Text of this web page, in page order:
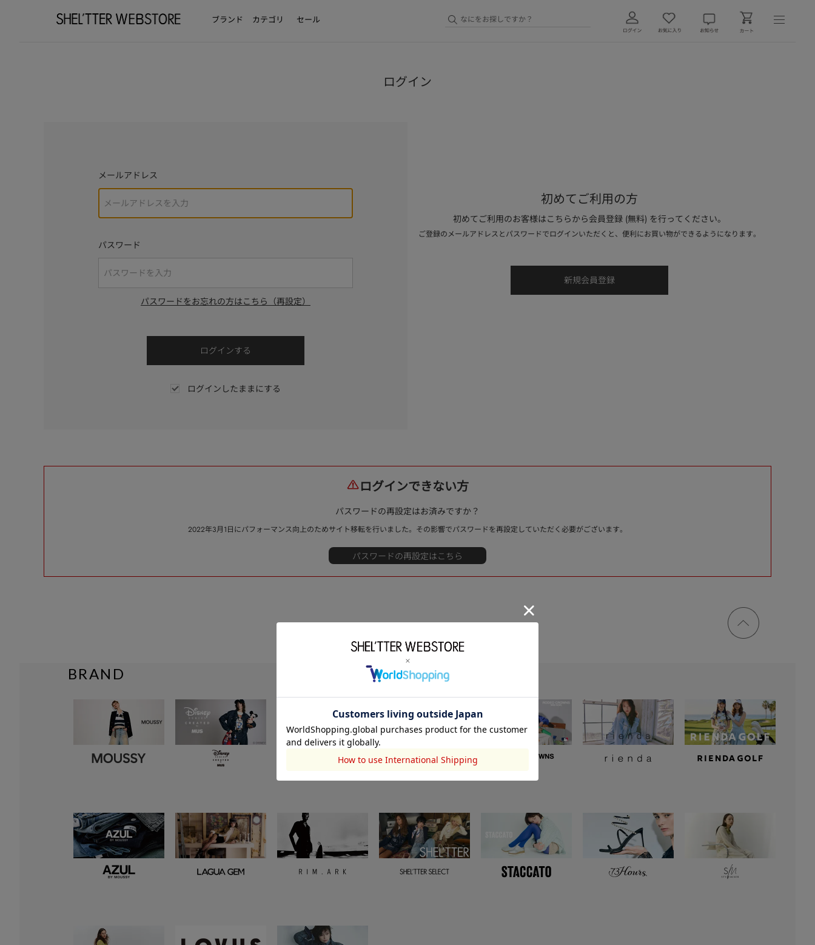
ブランド カテゴリ セール
ログイン
メールアドレス
パスワード
パスワードをお忘れの方はこちら（再設定）
ログインしたままにする
初めてご利用の方
初めてご利用のお客様はこちらから会員登録 (無料) を行ってください。
ご登録のメールアドレスとパスワードでログインいただくと、便利にお買い物ができるようになります。
ログインできない方
パスワードの再設定はお済みですか？
2022年3月1日にパフォーマンス向上のためサイト移転を行いました。その影響でパスワードを再設定していただく必要がございます。
ページ
トップ
BRAND